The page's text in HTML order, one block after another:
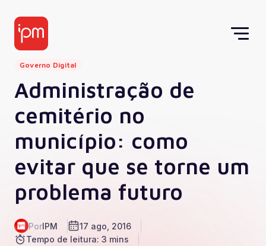
Governo Digital
Administração de
cemitério no
município: como
evitar que se torne um
problema futuro
PorIPM
17 ago, 2016
Tempo de leitura: 3 mins